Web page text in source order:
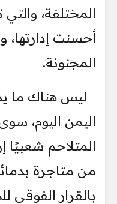
المختلفة،
أحسنت
المجنونة.
ليس هناك ما
اليمن اليوم،
المتلاحم شعبيًا
من متاجرة
بالقرار الفوقي